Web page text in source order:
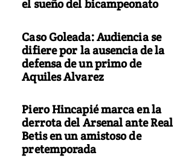
el sueño del bicampeonato
Caso Goleada: Audiencia se
difiere por la ausencia de la
defensa de un primo de
Aquiles Alvarez
Piero Hincapié marca en la
derrota del Arsenal ante Real
Betis en un amistoso de
pretemporada